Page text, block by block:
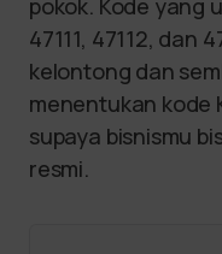
pokok. Kode yang
47111, 47112, dan
kelontong dan
menentukan kode
supaya bisnismu
resmi.